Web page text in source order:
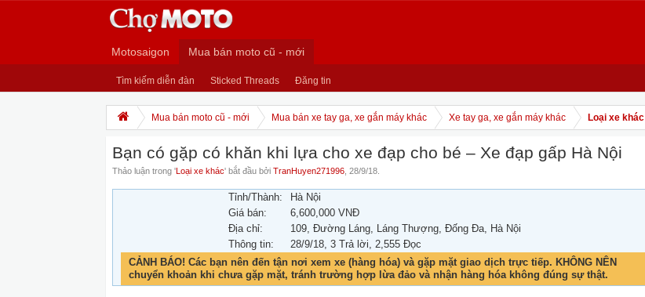
Motosaigon Mua bán moto cũ - mới
Tìm kiếm diễn đàn Sticked Threads Đăng tin
Mua bán moto cũ - mới Mua bán xe tay ga, xe gắn máy khác Xe tay ga, xe gắn máy khác Loại xe khác
Bạn có gặp có khăn khi lựa cho xe đạp cho bé – Xe đạp gấp Hà Nội
Thảo luận trong 'Loại xe khác' bắt đầu bởi TranHuyen271996 28/9/18
Tỉnh/Thành:
Hà Nội
Giá bán:
6,600,000 VNĐ
Địa chỉ:
109, Đường Láng, Láng Thượng, Đống Đa, Hà Nội
Thông tin:
28/9/18, 3 Trả lời, 2,555 Đọc
CẢNH BÁO! Các bạn nên đến tận nơi xem xe (hàng hóa) và gặp mặt giao dịch trực tiếp. KHÔNG NÊN
chuyển khoản khi chưa gặp mặt, tránh trường hợp lừa đảo và nhận hàng hóa không đúng sự thật.